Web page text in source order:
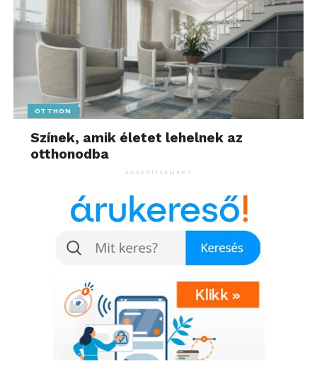
OTTHON
Színek, amik életet lehelnek az
otthonodba
ADVERTISEMENT